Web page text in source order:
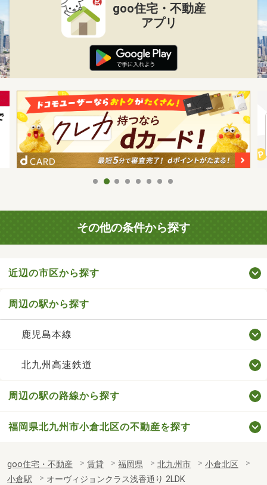
goo住宅・不動産
アプリ
その他の条件から探す
近辺の市区から探す
周辺の駅から探す
鹿児島本線
北九州高速鉄道
周辺の駅の路線から探す
福岡県北九州市小倉北区の不動産を探す
goo住宅・不動産 賃貸 福岡県 北九州市
小倉北区
小倉駅
オーヴィジョンクラス浅香通り 2LDK